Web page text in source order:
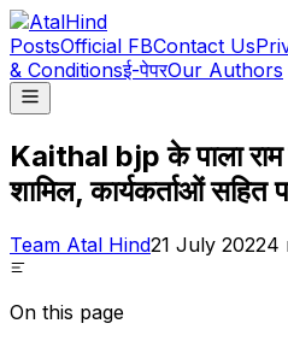
PostsOfficial FBContact Us
& Conditionsई-पेपरOur Authors
Kaithal bjp के पाला राम
शामिल, कार्यकर्ताओं
Team Atal Hind21 July 20224
On this page